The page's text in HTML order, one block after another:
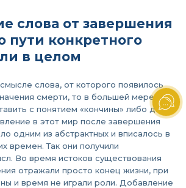
слова от завершения
пути конкретного
в целом
слова, от которого появилось
смерти, то в большей мере его
с понятием «кончины» либо даже
в этот мир после завершения
одним из абстрактных и вписалось в
времен. Так они получили
Во время истоков существования
отражали просто конец жизни, при
и время не играли роли. Добавление